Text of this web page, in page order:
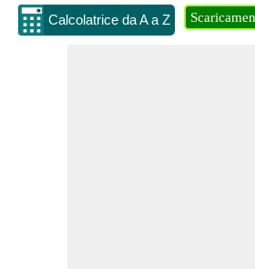
Calcolatrice da A a Z